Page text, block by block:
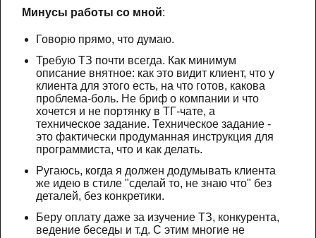
Минусы работы со мной:
Говорю прямо, что думаю.
Требую ТЗ почти всегда. Как минимум
описание внятное: как это видит клиент, что у
клиента для этого есть, на что готов, какова
проблема-боль. Не бриф о компании и что
хочется и не портянку в ТГ-чате, а
техническое задание. Техническое задание -
это фактически продуманная инструкция для
программиста, что и как делать.
Ругаюсь, когда я должен додумывать клиента
же идею в стиле "сделай то, не знаю что" без
деталей, без конкретики.
Беру оплату даже за изучение ТЗ, конкурента,
ведение беседы и т.д. С этим многие не